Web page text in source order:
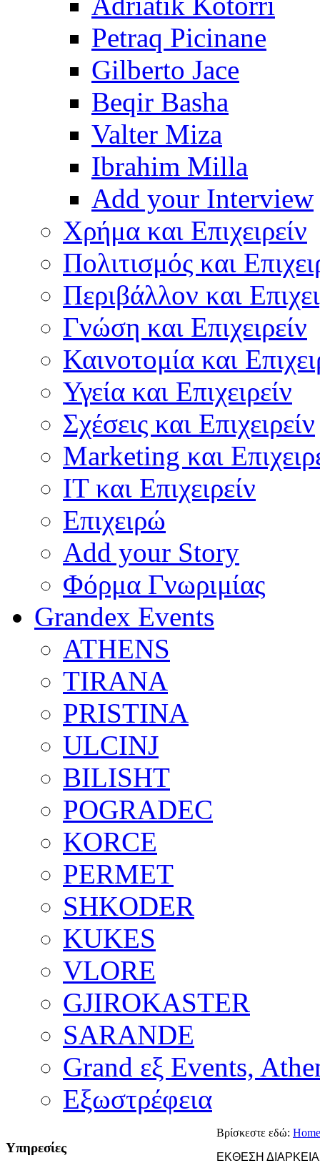
Petraq Picinane
Gilberto Jace
Beqir Basha
Valter Miza
Ibrahim Milla
Add your Interview
Χρήμα και Επιχειρείν
Πολιτισμός και
Περιβάλλον και
Γνώση και Επιχειρείν
Καινοτομία και
Υγεία και Επιχειρείν
Σχέσεις και Επιχειρείν
Marketing και
IT και Επιχειρείν
Επιχειρώ
Add your Story
Φόρμα Γνωριμίας
Grandex Events
ATHENS
TIRANA
PRISTINA
ULCINJ
BILISHT
POGRADEC
KORCE
PERMET
SHKODER
KUKES
VLORE
GJIROKASTER
SARANDE
Grand εξ Events,
Εξωστρέφεια
Βρίσκεστε εδώ: Home
ΕΚΘΕΣΗ
Υπηρεσίες